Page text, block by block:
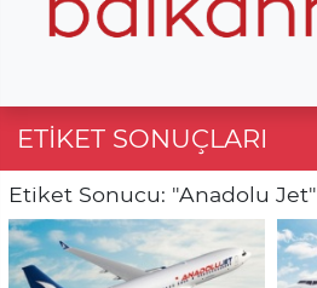
ETIKET SONUÇLARI
Etiket Sonucu: "Anadolu Jet"